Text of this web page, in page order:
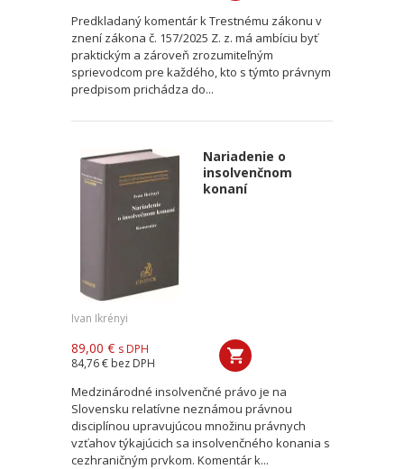
Predkladaný komentár k Trestnému zákonu v
znení zákona č. 157/2025 Z. z. má ambíciu byť
praktickým a zároveň zrozumiteľným
sprievodcom pre každého, kto s týmto právnym
predpisom prichádza do...
Nariadenie o
insolvenčnom
konaní
Ivan Ikrényi
89,00 € s DPH
84,76 € bez DPH
Medzinárodné insolvenčné právo je na
Slovensku relatívne neznámou právnou
disciplínou upravujúcou množinu právnych
vzťahov týkajúcich sa insolvenčného konania s
cezhraničným prvkom. Komentár k...